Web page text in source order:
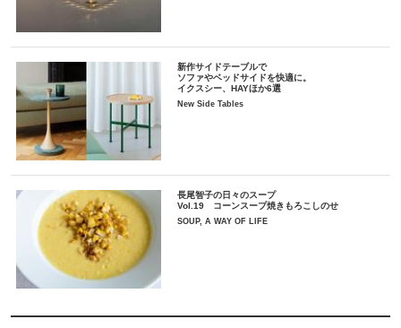
新作サイドテーブルで
ソファやベッドサイドを快適に。
イクスシー、HAYほか6選
New Side Tables
長尾智子の日々のスープ
Vol.19 コーンスープ焼きもろこしのせ
SOUP, A WAY OF LIFE